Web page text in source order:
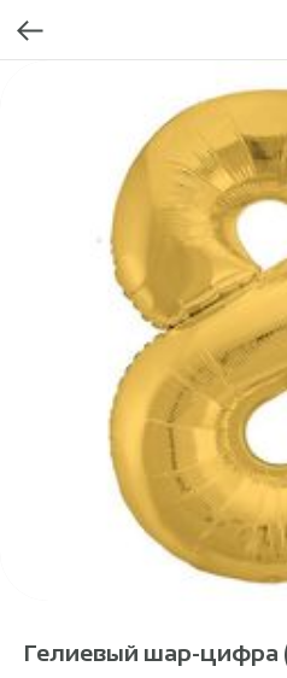
Гелиевый шар-цифра